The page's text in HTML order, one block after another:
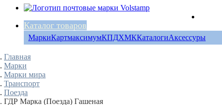
Каталог товаров
МаркиКартмаксимумКПДХМККаталогиАксессуры
Главная
Марки
Марки мира
Транспорт
Поезда
ГДР Марка (Поезда) Гашеная